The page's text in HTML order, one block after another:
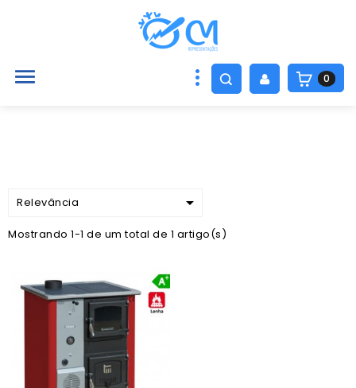
 0
Relevância 
Mostrando 1-1 de um total de 1 artigo(s)